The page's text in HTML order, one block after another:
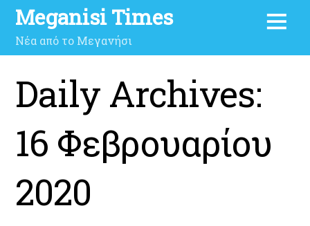
Meganisi Times
Νέα από το Μεγανήσι
Daily Archives:
16 Φεβρουαρίου
2020